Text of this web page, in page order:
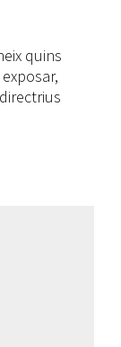
quins